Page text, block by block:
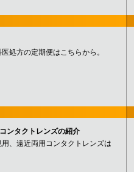
処方の定期便はこちらから。
ンタクトレンズの紹介
、遠近両用コンタクトレンズは